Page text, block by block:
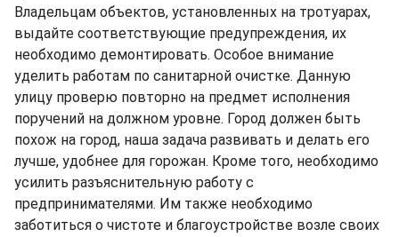
Владельцам объектов, установленных на тротуарах,
выдайте соответствующие предупреждения, их
необходимо демонтировать. Особое внимание
уделить работам по санитарной очистке. Данную
улицу проверю повторно на предмет исполнения
поручений на должном уровне. Город должен быть
похож на город, наша задача развивать и делать его
лучше, удобнее для горожан. Кроме того, необходимо
усилить разъяснительную работу с
предпринимателями. Им также необходимо
заботиться о чистоте и благоустройстве возле своих